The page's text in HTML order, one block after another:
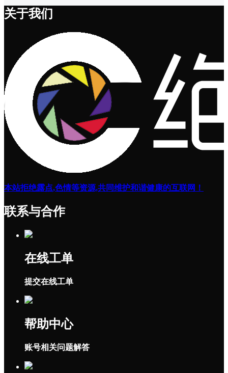
关于我们
本站拒绝露点,色情等资源,共同维护和谐健康的互联网！
联系与合作
在线工单
提交在线工单
帮助中心
账号相关问题解答